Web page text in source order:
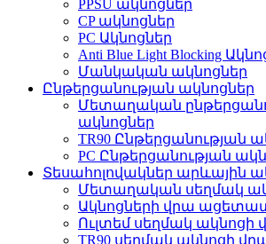
PPSU ակնոցներ
CP ակնոցներ
PC Ակնոցներ
Anti Blue Light Blocking
Մանկական ակնոցներ
Ընթերցանության ակնոցներ
Մետաղական
ակնոցներ
TR90 Ընթերցանության
PC Ընթերցանության
Տեսահոլովակներ արևային
Մետաղական սեղմակ
Ակնոցների վրա
Ուլտեմ սեղմակ ակնոցի
TR90 սեղմակ ակնոցի